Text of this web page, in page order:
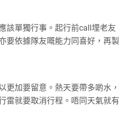
該單獨行事。起行前call埋老友
要依據隊友嘅能力同喜好，再製
更加要留意。熱天要帶多啲水，
雷就要取消行程。唔同天氣就有